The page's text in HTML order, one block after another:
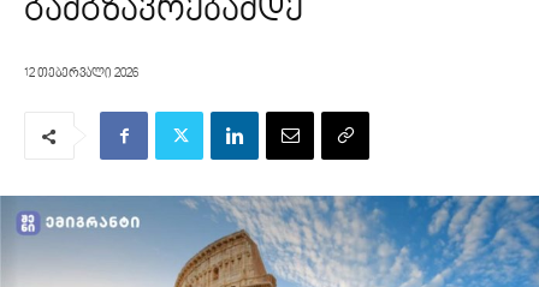
გამგზავრებამდე
12 თებერვალი 2026